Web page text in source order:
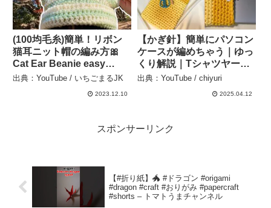
(100均毛糸)簡単！リボン
猫耳ニット帽の編み方🎀
Cat Ear Beanie easy
crochet tutorial – いちご
出典：YouTube / いちごまるJK
2023.12.10
【かぎ針】簡単にパソコン
ケースが編めちゃう｜ゆっ
くり解説｜Tシャツヤーン
#crochet #crocheting #か
出典：YouTube / chiyuri
2025.04.12
スポンサーリンク
【#折り紙】🐲 #ドラゴン #origami
#dragon #craft #おりがみ #papercraft
#shorts – トマトうまチャンネル